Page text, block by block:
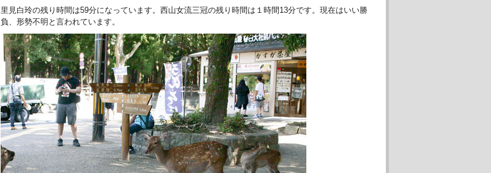
里見白玲の残り時間は59分になっています。西山女流三冠の残り時間は１時間13分です。現在はいい勝
負、形勢不明と言われています。